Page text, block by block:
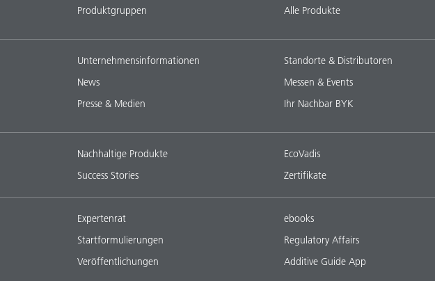
Produktgruppen Alle Produkte
Unternehmensinformationen
News
Presse & Medien
Standorte & Distributoren
Messen & Events
Ihr Nachbar BYK
Nachhaltige Produkte
Success Stories
EcoVadis
Zertifikate
Expertenrat
Startformulierungen
Veröffentlichungen
ebooks
Regulatory Affairs
Additive Guide App